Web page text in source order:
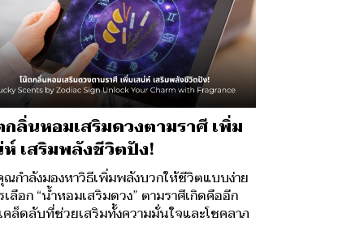
กลิ่นหอมเสริมดวงตามราศี เพิ่ม
ห์ เสริมพลังชีวิตปัง!
ณกำลังมองหาวิธีเพิ่มพลังบวกให้ชีวิตแบบง่าย
เลือก “น้ำหอมเสริมดวง” ตามราศีเกิดคืออีก
คล็ดลับที่ช่วยเสริมทั้งความมั่นใจและโชคลาภ